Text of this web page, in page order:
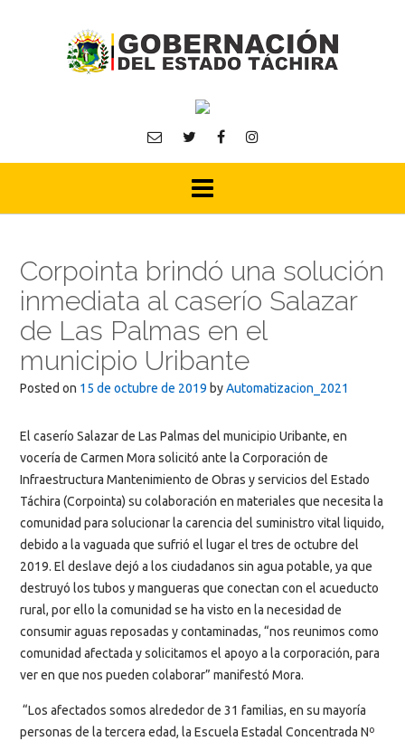
Corpointa brindó una solución
inmediata al caserío Salazar
de Las Palmas en el
municipio Uribante
Posted on 15 de octubre de 2019 byAutomatizacion_2021
El caserío Salazar de Las Palmas del municipio Uribante, en
vocería de Carmen Mora solicitó ante la Corporación de
Infraestructura Mantenimiento de Obras y servicios del Estado
Táchira (Corpointa) su colaboración en materiales que necesita la
comunidad para solucionar la carencia del suministro vital liquido,
debido a la vaguada que sufrió el lugar el tres de octubre del
2019. El deslave dejó a los ciudadanos sin agua potable, ya que
destruyó los tubos y mangueras que conectan con el acueducto
rural, por ello la comunidad se ha visto en la necesidad de
consumir aguas reposadas y contaminadas, “nos reunimos como
comunidad afectada y solicitamos el apoyo a la corporación, para
ver en que nos pueden colaborar” manifestó Mora.
“Los afectados somos alrededor de 31 familias, en su mayoría
personas de la tercera edad, la Escuela Estadal Concentrada Nº